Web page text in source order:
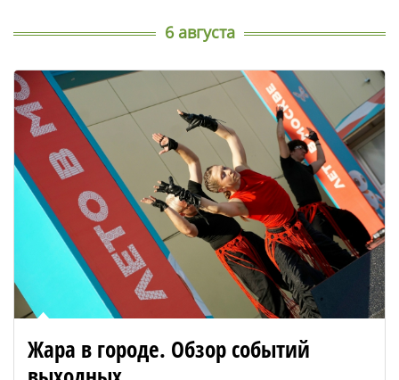
6 августа
Жара в городе. Обзор событий